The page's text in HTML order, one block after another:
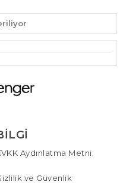
Aydınlatma Metni
ve Güvenlik